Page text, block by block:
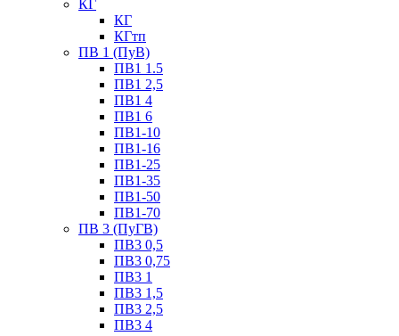
КГ
КГ
КГтп
ПВ 1 (ПуВ)
ПВ1 1.5
ПВ1 2,5
ПВ1 4
ПВ1 6
ПВ1-10
ПВ1-16
ПВ1-25
ПВ1-35
ПВ1-50
ПВ1-70
ПВ 3 (ПуГВ)
ПВ3 0,5
ПВ3 0,75
ПВ3 1
ПВ3 1,5
ПВ3 2,5
ПВ3 4